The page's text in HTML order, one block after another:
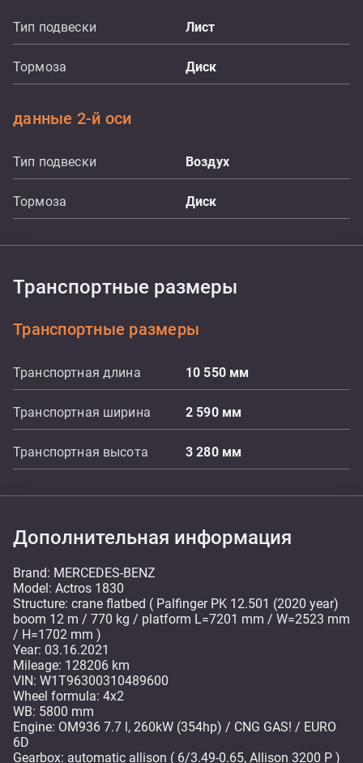
Тип подвески Лист
Тормоза Диск
данные 2-й оси
Тип подвески Воздух
Тормоза Диск
Транспортные размеры
Транспортные размеры
Транспортная длина 10 550 мм
Транспортная ширина 2 590 мм
Транспортная высота 3 280 мм
Дополнительная информация
Brand: MERCEDES-BENZ
Model: Actros 1830
Structure: crane flatbed ( Palfinger PK 12.501 (2020 year)
boom 12 m / 770 kg / platform L=7201 mm / W=2523 mm
/ H=1702 mm )
Year: 03.16.2021
Mileage: 128206 km
VIN: W1T96300310489600
Wheel formula: 4x2
WB: 5800 mm
Engine: OM936 7.7 l, 260kW (354hp) / CNG GAS! / EURO
6D
Gearbox: automatic allison ( 6/3.49-0.65, Allison 3200 P )